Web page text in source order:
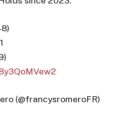
(@francysromeroFR)